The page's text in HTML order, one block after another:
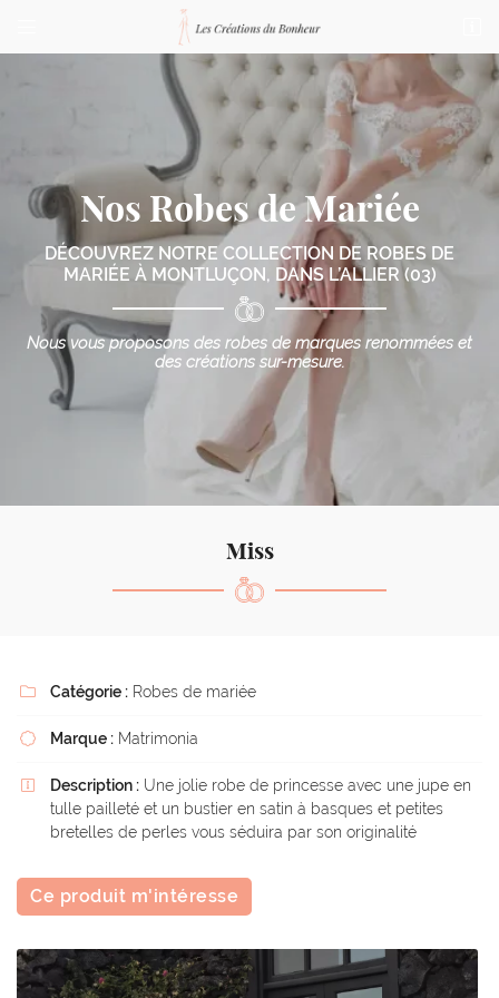
76 bis Boulevard de Courtais
 Adresse email de réception
Code Captcha
En cochant cette case, vous consentez à recevoir nos propositions commerciales à
l'adresse email indiqué ci-dessus. Vous pouvez vous désinscrire à tout moment en
Inscription
Nos Robes de Mariée
DÉCOUVREZ NOTRE COLLECTION DE ROBES DE
MARIÉE À MONTLUÇON, DANS L’ALLIER (03)
Nous vous proposons des robes de marques renommées et
des créations sur-mesure.
Miss
 Catégorie : Robes de mariée
 Marque : Matrimonia
 Description : Une jolie robe de princesse avec une jupe en
tulle pailleté et un bustier en satin à basques et petites
bretelles de perles vous séduira par son originalité
Ce produit m'intéresse